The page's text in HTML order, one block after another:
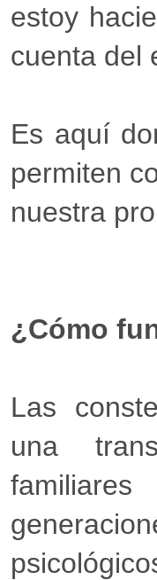
estoy
cuenta del
Es aquí
permiten
nuestra
¿Cómo
Las
una